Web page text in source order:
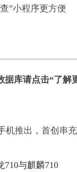
”小程序更方便
据库请点击“了解
710与麒麟710